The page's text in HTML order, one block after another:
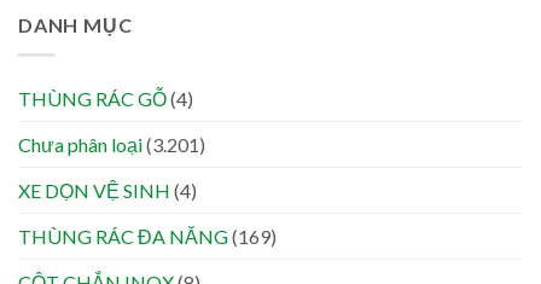
DANH MỤC
THÙNG RÁC GỖ(4)
Chưa phân loại(3.201)
XE DỌN VỆ SINH (4)
THÙNG RÁC ĐA NĂNG(169)